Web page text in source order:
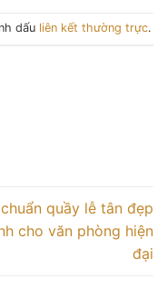
dấu liên kết thường trực.
quầy lễ tân đẹp
cho văn phòng hiện
đại